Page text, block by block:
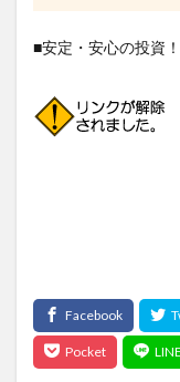
■安定・安心の投資！